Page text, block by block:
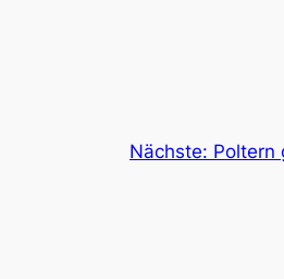
Nächste: Poltern